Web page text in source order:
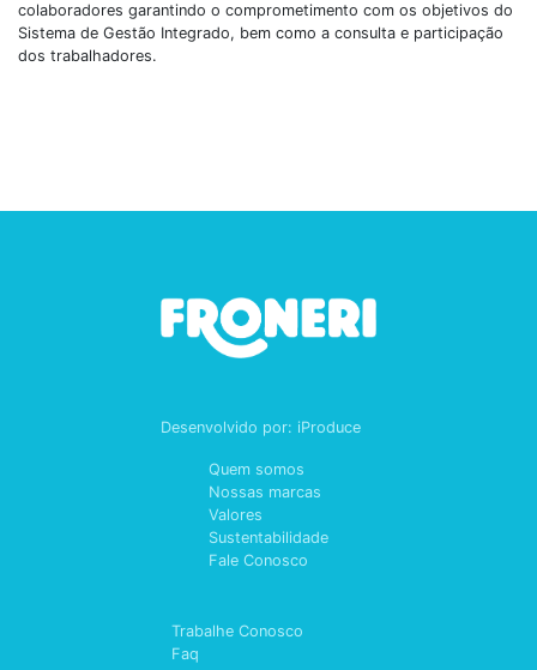
colaboradores garantindo o comprometimento com os objetivos do
Sistema de Gestão Integrado, bem como a consulta e participação
dos trabalhadores.
Desenvolvido por: iProduce
Quem somos
Nossas marcas
Valores
Sustentabilidade
Fale Conosco
Trabalhe Conosco
Faq